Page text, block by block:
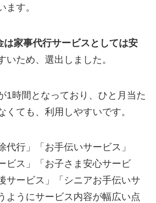
ます。
は家事代行サービスとしては安
いため、選出しました。
1時間となっており、ひと月当た
くても、利用しやすいです。
代行」「お手伝いサービス」
ビス」「お子さま安心サービ
サービス」「シニアお手伝いサ
ようにサービス内容が幅広い点